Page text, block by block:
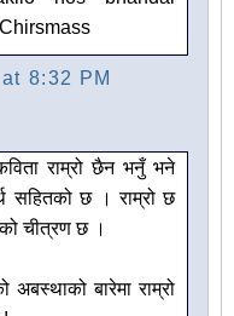
8:32 PM
राम्रो छैन भनुँ भने
सहितको छ । राम्रो छ
चीत्रण छ ।
बारेमा राम्रो